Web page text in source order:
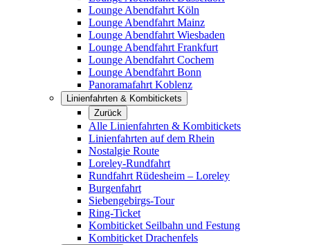
Lounge Abendfahrt Köln
Lounge Abendfahrt Mainz
Lounge Abendfahrt Wiesbaden
Lounge Abendfahrt Frankfurt
Lounge Abendfahrt Cochem
Lounge Abendfahrt Bonn
Panoramafahrt Koblenz
Linienfahrten & Kombitickets
Zurück
Alle Linienfahrten & Kombitickets
Linienfahrten auf dem Rhein
Nostalgie Route
Loreley-Rundfahrt
Rundfahrt Rüdesheim – Loreley
Burgenfahrt
Siebengebirgs-Tour
Ring-Ticket
Kombiticket Seilbahn und Festung
Kombiticket Drachenfels